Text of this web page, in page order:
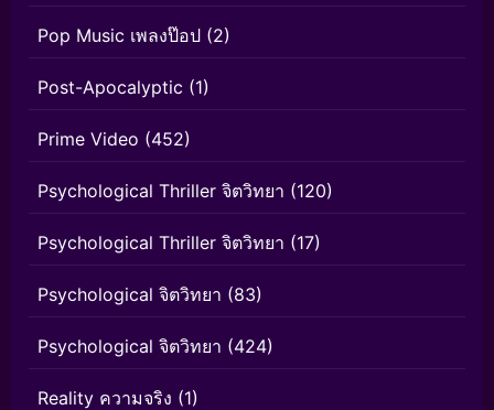
Pop Music เพลงป๊อป (2)
Post-Apocalyptic (1)
Prime Video (452)
Psychological Thriller จิตวิทยา (120)
Psychological Thriller จิตวิทยา (17)
Psychological จิตวิทยา (83)
Psychological จิตวิทยา (424)
Reality ความจริง (1)